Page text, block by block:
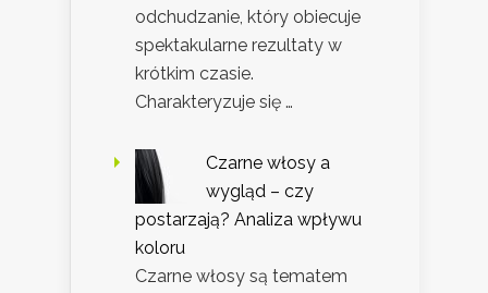
odchudzanie, który obiecuje
spektakularne rezultaty w
krótkim czasie.
Charakteryzuje się …
Czarne włosy a
wygląd – czy
postarzają? Analiza wpływu
koloru
Czarne włosy są tematem